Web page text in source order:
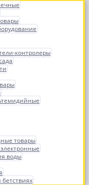
контролеры
товары
воды